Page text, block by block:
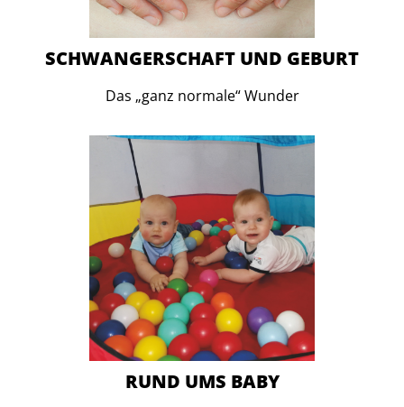
SCHWANGERSCHAFT UND GEBURT
Das „ganz normale“ Wunder
RUND UMS BABY